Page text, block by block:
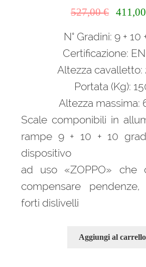
527,00€
originale
527,00 €.
411,00
N° Gradini: 9 + 10
Certificazione: EN
Altezza cavalletto:
Portata (Kg):
Altezza massima:
Scale componibili in
rampe 9 + 10 + 10
dispositivo
ad uso «ZOPPO» che
compensare
forti dislivelli
Aggiungi al carrello